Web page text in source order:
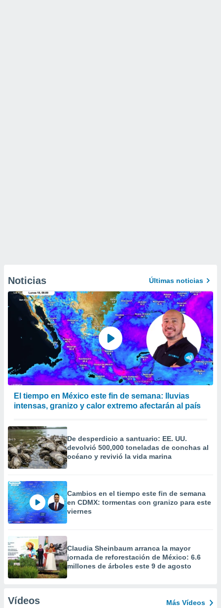
Noticias Últimas noticias
El tiempo en México este fin de semana: lluvias
intensas, granizo y calor extremo afectarán al país
De desperdicio a santuario: EE. UU.
devolvió 500,000 toneladas de conchas al
océano y revivió la vida marina
Cambios en el tiempo este fin de semana
en CDMX: tormentas con granizo para este
viernes
Claudia Sheinbaum arranca la mayor
jornada de reforestación de México: 6.6
millones de árboles este 9 de agosto
Vídeos Más Vídeos